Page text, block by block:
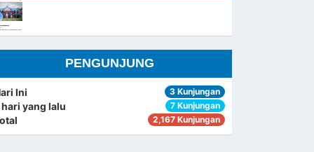
PENGUNJUNG
Ini 3 Kunjungan
hari yang lalu 7 Kunjungan
2,167 Kunjungan